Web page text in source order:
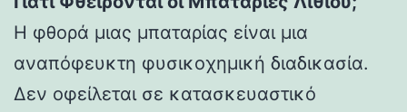
Η φθορά μιας μπαταρίας είναι μια
αναπόφευκτη φυσικοχημική διαδικασία.
Δεν οφείλεται σε κατασκευαστικό